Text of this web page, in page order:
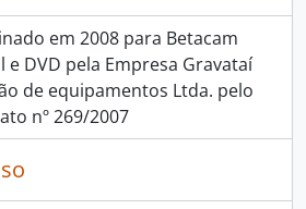
em 2008 para Betacam
e DVD pela Empresa Gravataí
de equipamentos Ltda. pelo
nº 269/2007